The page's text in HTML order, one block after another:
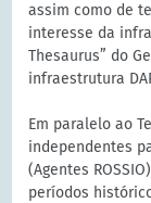
assim como de
interesse da
Thesaurus” do
infraestrutura
Em paralelo ao
independentes
(Agentes
períodos